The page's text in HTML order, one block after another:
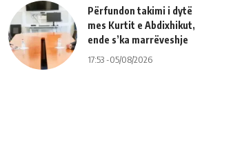
Përfundon takimi i dytë
mes Kurtit e Abdixhikut,
ende s’ka marrëveshje
17:53 -05/08/2026